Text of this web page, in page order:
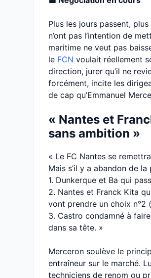
Plus les jours passent,
n’ont pas l’intention de
maritime ne veut pas
le FCN voulait réellement
direction, jurer qu’il ne
forcément, incite les
de cap qu’Emmanuel
« Nantes et
sans ambition »
« Le FC Nantes se
Mais s’il y a abandon de
1. Dunkerque et Ba qui
2. Nantes et Franck Kita
vont prendre un choix n°2
3. Castro condamné à
dans sa tête. »
Merceron soulève le
entraîneur sur le marché.
techniciens de renom ou